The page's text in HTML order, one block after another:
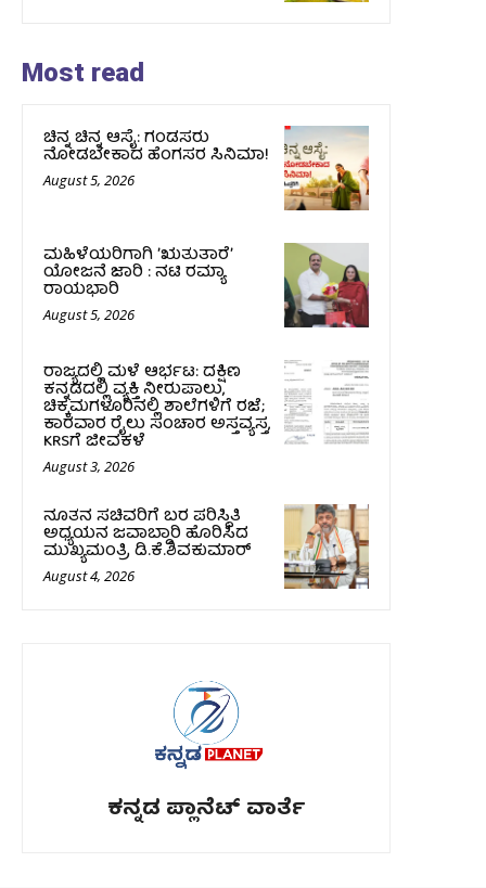
Most read
ಚಿನ್ನ ಚಿನ್ನ ಆಸೈ: ಗಂಡಸರು
ನೋಡಬೇಕಾದ ಹೆಂಗಸರ ಸಿನಿಮಾ!
August 5, 2026
ಮಹಿಳೆಯರಿಗಾಗಿ ʼಋತುತಾರೆʼ
ಯೋಜನೆ ಜಾರಿ : ನಟಿ ರಮ್ಯಾ
ರಾಯಭಾರಿ
August 5, 2026
ರಾಜ್ಯದಲ್ಲಿ ಮಳೆ ಆರ್ಭಟ: ದಕ್ಷಿಣ
ಕನ್ನಡದಲ್ಲಿ ವ್ಯಕ್ತಿ ನೀರುಪಾಲು,
ಚಿಕ್ಕಮಗಳೂರಿನಲ್ಲಿ ಶಾಲೆಗಳಿಗೆ ರಜೆ;
ಕಾರವಾರ ರೈಲು ಸಂಚಾರ ಅಸ್ತವ್ಯಸ್ತ,
KRSಗೆ ಜೀವಕಳೆ
August 3, 2026
ನೂತನ ಸಚಿವರಿಗೆ ಬರ ಪರಿಸ್ಥಿತಿ
ಅಧ್ಯಯನ ಜವಾಬ್ದಾರಿ ಹೊರಿಸಿದ
ಮುಖ್ಯಮಂತ್ರಿ ಡಿ.ಕೆ.ಶಿವಕುಮಾರ್
August 4, 2026
ಕನ್ನಡ ಪ್ಲಾನೆಟ್ ವಾರ್ತೆ